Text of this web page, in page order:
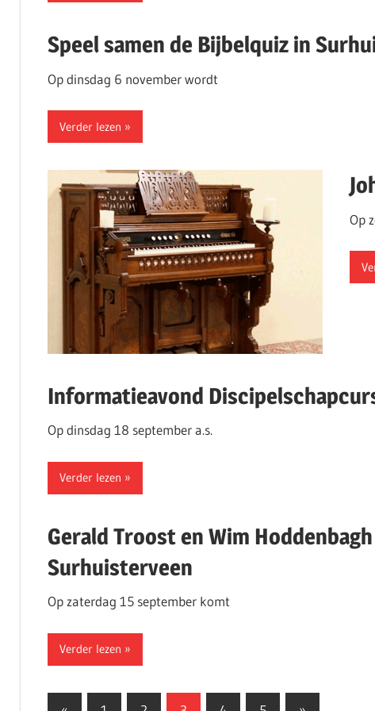
Speel samen de Bijbelquiz in
Op dinsdag 6 november wordt
Verder lezen
Op
Informatieavond
Op dinsdag 18 september a.s.
Verder lezen
Gerald Troost en Wim
Surhuisterveen
Op zaterdag 15 september komt
Verder lezen